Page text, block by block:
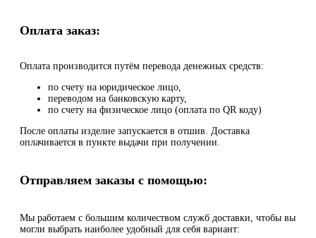
Оплата заказ:
Оплата производится путём перевода денежных средств:
по счету на юридическое лицо,
переводом на банковскую карту,
по счету на физическое лицо (оплата по QR коду)
После оплаты изделие запускается в отшив. Доставка
оплачивается в пункте выдачи при получении.
Отправляем заказы с помощью:
Мы работаем с большим количеством служб доставки, чтобы вы
могли выбрать наиболее удобный для себя вариант: